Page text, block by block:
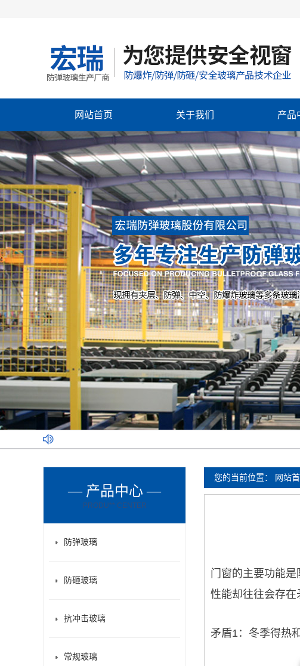
网站首页 关于我们 产品
您的当前位置： 网站
门窗的主要功能
性能却往往会存在
矛盾1：冬季得热
— 产品中心 —
PRODU** CENTER
防弹玻璃
防砸玻璃
抗冲击玻璃
常规玻璃